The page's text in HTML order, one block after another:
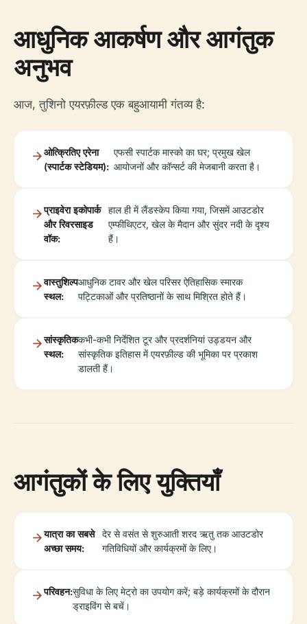
आधुनिक आकर्षण और आगंतुक
अनुभव
आज, तुशिनो एयरफ़ील्ड एक बहुआयामी गंतव्य है:
ओत्क्रितिए एरेना
(स्पार्टक स्टेडियम):
एफसी स्पार्टक मास्को का घर; प्रमुख खेल
आयोजनों और कॉन्सर्ट की मेजबानी करता है।
प्राइवेरा इकोपार्क
और रिवरसाइड
वॉक:
हाल ही में लैंडस्केप किया गया, जिसमें आउटडोर
एम्फीथिएटर, खेल के मैदान और सुंदर नदी के दृश्य
हैं।
वास्तुशिल्प
स्थल:
आधुनिक टावर और खेल परिसर ऐतिहासिक स्मारक
पट्टिकाओं और प्रतिष्ठानों के साथ मिश्रित होते हैं।
सांस्कृतिक
स्थल:
कभी-कभी निर्देशित टूर और प्रदर्शनियां उड्डयन और
सांस्कृतिक इतिहास में एयरफ़ील्ड की भूमिका पर प्रकाश
डालती हैं।
आगंतुकों के लिए युक्तियाँ
यात्रा का सबसे
अच्छा समय:
देर से वसंत से शुरुआती शरद ऋतु तक आउटडोर
गतिविधियों और कार्यक्रमों के लिए।
परिवहन:सुविधा के लिए मेट्रो का उपयोग करें; बड़े कार्यक्रमों के दौरान
ड्राइविंग से बचें।